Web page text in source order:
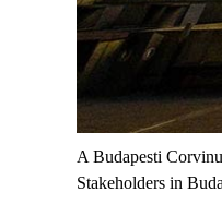
A Budapesti
Stakeholders in